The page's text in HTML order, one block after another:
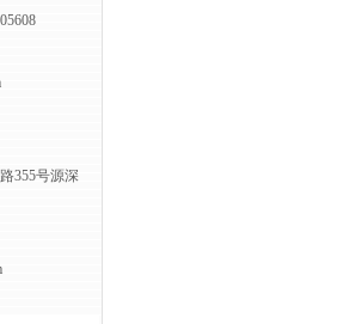
355号源深